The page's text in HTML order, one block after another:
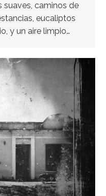
suaves, caminos de
eucaliptos
y un aire limpio…